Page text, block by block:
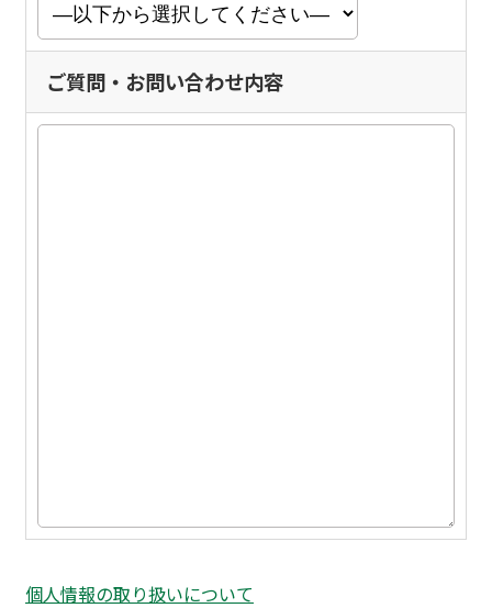
ご質問・お問い合わせ内容
個人情報の取り扱いについて